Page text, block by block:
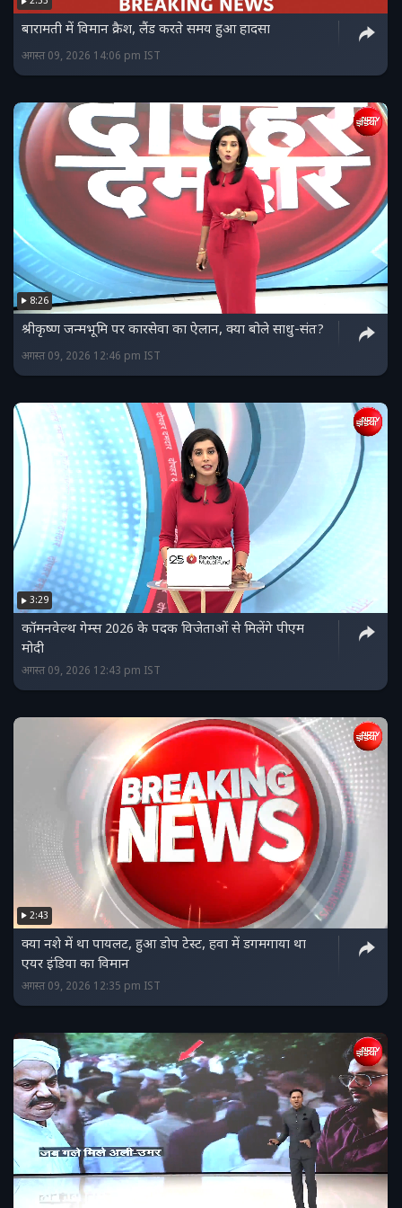
बारामती में विमान क्रैश, लैंड करते समय हुआ हादसा
अगस्त 09, 2026 14:06 pm IST
8:26
श्रीकृष्ण जन्मभूमि पर कारसेवा का ऐलान, क्या बोले साधु-संत?
अगस्त 09, 2026 12:46 pm IST
3:29
कॉमनवेल्थ गेम्स 2026 के पदक विजेताओं से मिलेंगे पीएम
मोदी
अगस्त 09, 2026 12:43 pm IST
2:43
क्‍या नशे में था पायलट, हुआ डोप टेस्‍ट, हवा में डगमगाया था
एयर इंडिया का विमान
अगस्त 09, 2026 12:35 pm IST